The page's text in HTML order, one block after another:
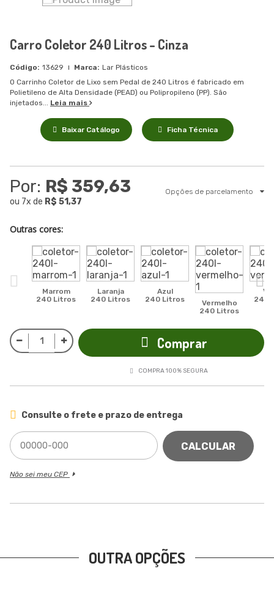
Carro Coletor 240 Litros - Cinza
13629
Lar Plásticos
O Carrinho Coletor de Lixo sem Pedal de 240 Litros é fabricado em
Polietileno de Alta Densidade (PEAD) ou Polipropileno (PP). São
injetados... Leia mais
Baixar Catálogo Ficha Técnica
Por: R$ 359,63
ou 7x de R$ 51,37
Opções de parcelamento
Outras cores:
Marrom
240 Litros
Laranja
240 Litros
Azul
240 Litros
Vermelho
240 Litros
240
Comprar
COMPRA 100% SEGURA
Consulte o frete e prazo de entrega
CALCULAR
Não sei meu CEP
OUTRA OPÇÕES